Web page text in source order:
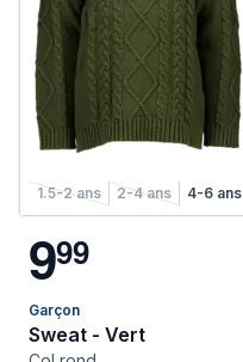
1.5-2 ans 2-4 ans 4-6 ans
999
Garçon
Sweat - Vert